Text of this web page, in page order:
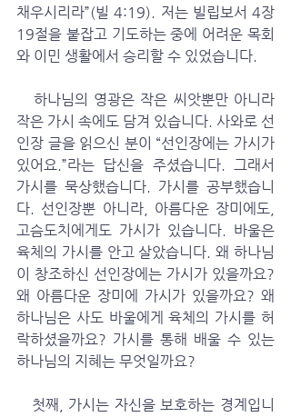
채우시리라”(빌 4:19). 저는 빌립보서 4장
19절을 붙잡고 기도하는 중에 어려운 목회
와 이민 생활에서 승리할 수 있었습니다.
작은 가시 속에도 담겨 있습니다. 사와로 선
인장 글을 읽으신 분이 “선인장에는 가시가
있어요.”라는 답신을 주셨습니다. 그래서
가시를 묵상했습니다. 가시를 공부했습니
다. 선인장뿐 아니라, 아름다운 장미에도,
고슴도치에게도 가시가 있습니다. 바울은
육체의 가시를 안고 살았습니다. 왜 하나님
이 창조하신 선인장에는 가시가 있을까요?
왜 아름다운 장미에 가시가 있을까요? 왜
하나님은 사도 바울에게 육체의 가시를 허
락하셨을까요? 가시를 통해 배울 수 있는
하나님의 지혜는 무엇일까요?